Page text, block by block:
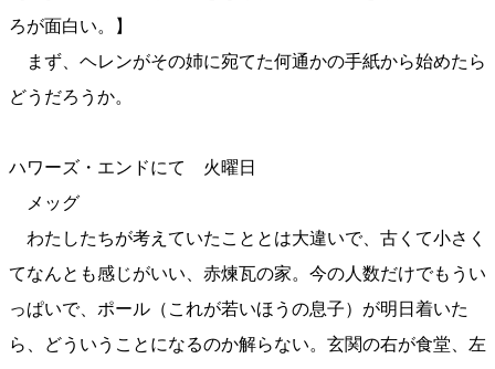
ろが面白い。】
まず、ヘレンがその姉に宛てた何通かの手紙から始めたら
どうだろうか。
ハワーズ・エンドにて 火曜日
メッグ
わたしたちが考えていたこととは大違いで、古くて小さく
てなんとも感じがいい、赤煉瓦の家。今の人数だけでもうい
っぱいで、ポール（これが若いほうの息子）が明日着いた
ら、どういうことになるのか解らない。玄関の右が食堂、左